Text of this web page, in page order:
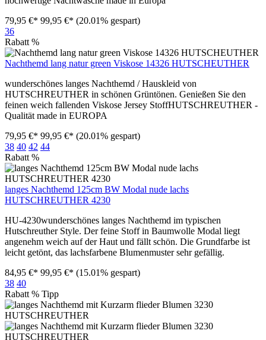
79,95 €* 99,95 €* (20.01% gespart)
36
Rabatt %
Nachthemd lang natur green Viskose 14326 HUTSCHEUTHER
wunderschönes langes Nachthemd / Hauskleid von
HUTSCHREUTHER in schönen Grüntönen. Genießen Sie den
feinen weich fallenden Viskose Jersey StoffHUTSCHREUTHER -
Qualität made in EUROPA
79,95 €* 99,95 €* (20.01% gespart)
38 40 42 44
Rabatt %
langes Nachthemd 125cm BW Modal nude lachs
HUTSCHREUTHER 4230
HU-4230wunderschönes langes Nachthemd im typischen
Hutschreuther Style. Der feine Stoff in Baumwolle Modal liegt
angenehm weich auf der Haut und fällt schön. Die Grundfarbe ist
leicht getönt, das lachsfarbene Blumenmuster sehr gefällig.
84,95 €* 99,95 €* (15.01% gespart)
38 40
Rabatt % Tipp